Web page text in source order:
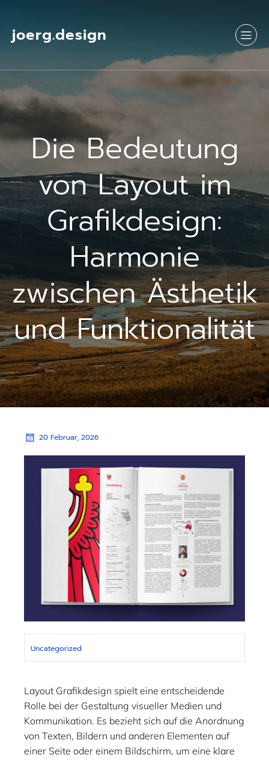
joerg.design
Die Bedeutung
von Layout im
Grafikdesign:
Harmonie
zwischen Ästhetik
und Funktionalität
20 Februar, 2026
Uncategorized
Layout Grafikdesign spielt eine entscheidende
Rolle bei der Gestaltung visueller Medien und
Kommunikation. Es bezieht sich auf die Anordnung
von Texten, Bildern und anderen Elementen auf
einer Seite oder einem Bildschirm, um eine klare